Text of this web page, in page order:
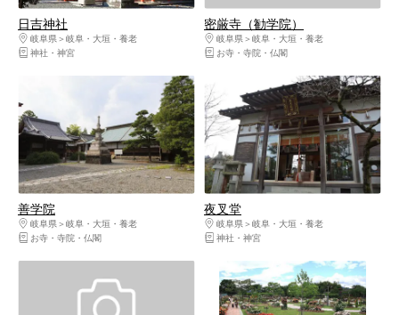
日吉神社
岐阜県
岐阜・大垣・養老
神社・神宮
密厳寺（勧学院）
岐阜県
岐阜・大垣・養老
お寺・寺院・仏閣
善学院
岐阜県
岐阜・大垣・養老
お寺・寺院・仏閣
夜叉堂
岐阜県
岐阜・大垣・養老
神社・神宮